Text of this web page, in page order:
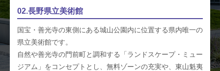
02.長野県立美術館
国宝・善光寺の東側にある城山公園内に位置する県内唯一の
県立美術館です。
自然や善光寺の門前町と調和する「ランドスケープ・ミュー
ジアム」をコンセプトとし、無料ゾーンの充実や、東山魁夷